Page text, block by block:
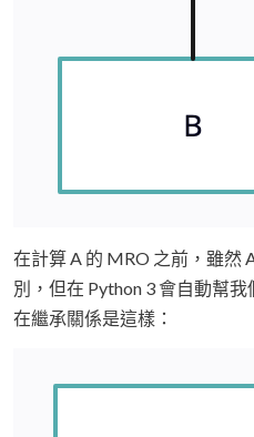
在計算 A 的 MRO 之前，雖然
別，但在 Python 3 會自動幫我
在繼承關係是這樣：